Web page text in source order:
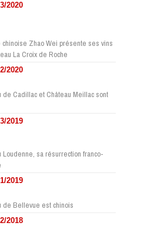
2020
chinoise Zhao Wei présente ses vins
La Croix de Roche
2020
de Cadillac et Château Meillac sont
2019
Loudenne, sa résurrection franco-
2019
de Bellevue est chinois
2018